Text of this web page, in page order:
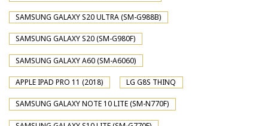
SAMSUNG GALAXY S20 ULTRA (SM-G988B)
SAMSUNG GALAXY S20 (SM-G980F)
SAMSUNG GALAXY A60 (SM-A6060)
APPLE IPAD PRO 11 (2018) LG G8S THINQ
SAMSUNG GALAXY NOTE 10 LITE (SM-N770F)